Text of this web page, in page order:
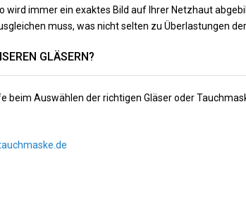
wird immer ein exaktes Bild auf Ihrer Netzhaut
muss, was nicht selten zu Überlastungen
GLÄSERN?
beim Auswählen der richtigen Gläser oder